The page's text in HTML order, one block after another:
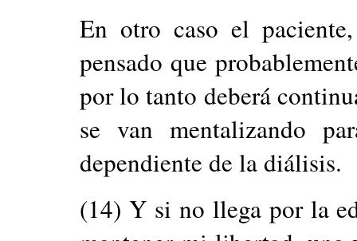
En otro caso el
pensado que
por lo tanto deberá
se van mentalizando
dependiente de la diálisis.
(14) Y si no llega por la